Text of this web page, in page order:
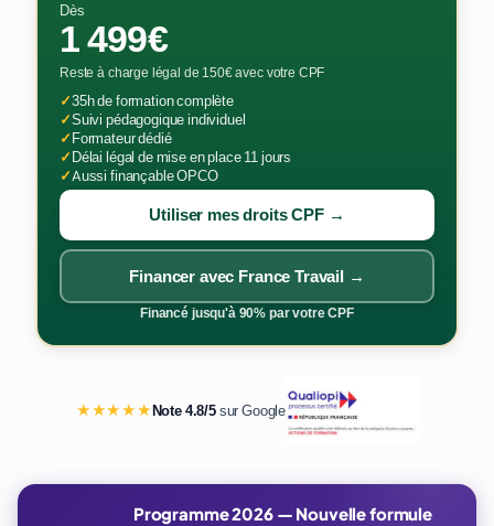
Dès
1 499€
Reste à charge légal de 150€ avec votre CPF
✓35h de formation complète
✓Suivi pédagogique individuel
✓Formateur dédié
✓Délai légal de mise en place 11 jours
✓Aussi finançable OPCO
Utiliser mes droits CPF →
Financer avec France Travail →
Financé jusqu'à 90% par votre CPF
★★★★★Note 4.8/5sur Google
Programme 2026 — Nouvelle formule